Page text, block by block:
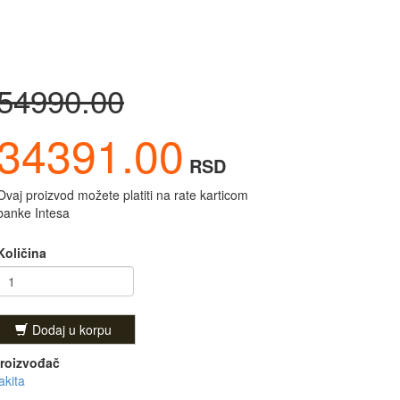
RSD
proizvod možete platiti na rate karticom
Intesa
Dodaj u korpu